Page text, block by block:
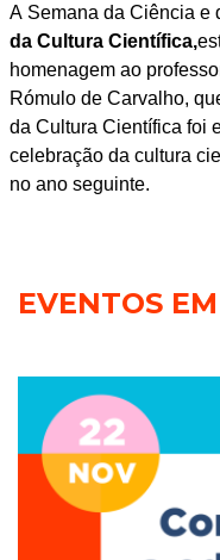
A Semana da Ciência e
da Cultura Científica,
homenagem ao
Rómulo de Carvalho,
da Cultura Científica foi
celebração da cultura
no ano seguinte.
EVENTOS